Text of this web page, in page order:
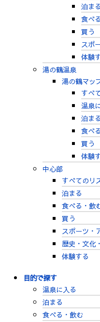
泊まる
食べ
買う
スポ
体験
湯の鶴温泉
湯の鶴マッ
すべ
温泉
泊まる
食べ
買う
体験
中心部
すべてのリ
泊まる
食べる・飲
買う
スポーツ・
歴史・文化
体験する
目的で探す
温泉に入る
泊まる
食べる・飲む